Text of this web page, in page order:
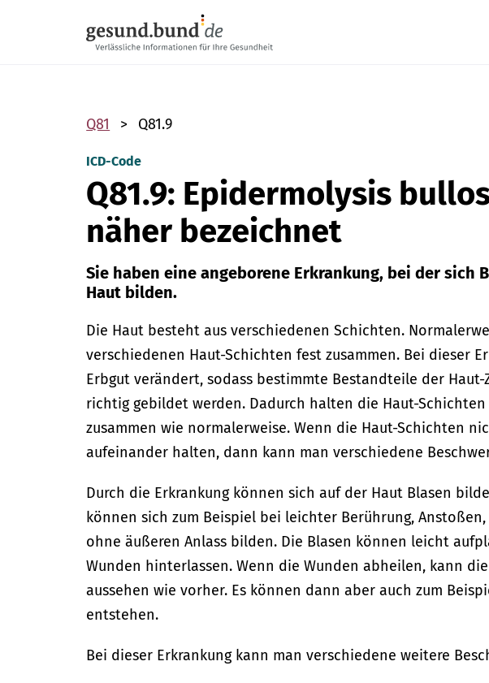
Q81 Q81.9
ICD-Code
Q81.9: Epidermolysis
näher bezeichnet
Sie haben eine angeborene Erkrankung, bei der sich
Haut bilden.
Die Haut besteht aus verschiedenen Schichten.
verschiedenen Haut-Schichten fest zusammen. Bei dieser
Erbgut verändert, sodass bestimmte Bestandteile der
richtig gebildet werden. Dadurch halten die Haut-
zusammen wie normalerweise. Wenn die Haut-Schichten
aufeinander halten, dann kann man verschiedene
Durch die Erkrankung können sich auf der Haut Blasen
können sich zum Beispiel bei leichter Berührung, Anstoßen,
ohne äußeren Anlass bilden. Die Blasen können leicht
Wunden hinterlassen. Wenn die Wunden abheilen, kann
aussehen wie vorher. Es können dann aber auch zum
entstehen.
Bei dieser Erkrankung kann man verschiedene weitere